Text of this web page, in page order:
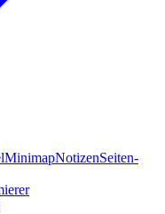
MinimapNotizenSeiten-